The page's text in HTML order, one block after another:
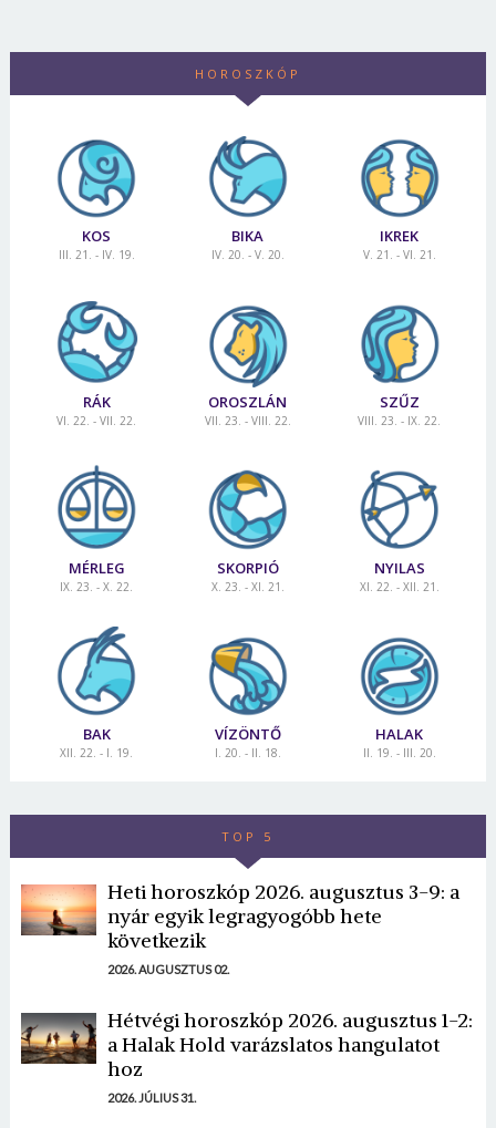
HOROSZKÓP
KOS
III. 21. - IV. 19.
BIKA
IV. 20. - V. 20.
IKREK
V. 21. - VI. 21.
RÁK
VI. 22. - VII. 22.
OROSZLÁN
VII. 23. - VIII. 22.
SZŰZ
VIII. 23. - IX. 22.
MÉRLEG
IX. 23. - X. 22.
SKORPIÓ
X. 23. - XI. 21.
NYILAS
XI. 22. - XII. 21.
BAK
XII. 22. - I. 19.
VÍZÖNTŐ
I. 20. - II. 18.
HALAK
II. 19. - III. 20.
TOP 5
Heti horoszkóp 2026. augusztus 3-9: a
nyár egyik legragyogóbb hete
következik
2026. AUGUSZTUS 02.
Hétvégi horoszkóp 2026. augusztus 1-2:
a Halak Hold varázslatos hangulatot
hoz
2026. JÚLIUS 31.